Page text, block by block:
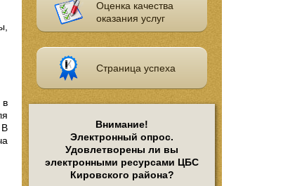
в
В
Оценка качества
оказания услуг
Страница успеха
Внимание!
Электронный опрос.
Удовлетворены ли вы
электронными ресурсами ЦБС
Кировского района?